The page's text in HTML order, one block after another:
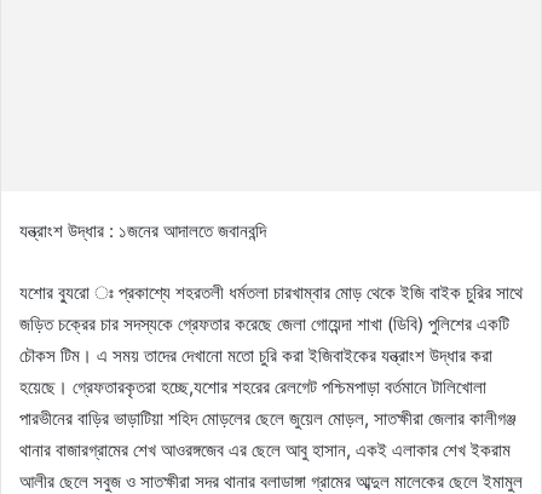
যন্ত্রাংশ উদ্ধার : ১জনের আদালতে জবানবন্দি
যশোর ব্যুরো ঃ প্রকাশ্যে শহরতলী ধর্মতলা চারখাম্বার মোড় থেকে ইজি বাইক চুরির সাথে
জড়িত চক্রের চার সদস্যকে গ্রেফতার করেছে জেলা গোয়েন্দা শাখা (ডিবি) পুলিশের একটি
চৌকস টিম। এ সময় তাদের দেখানো মতো চুরি করা ইজিবাইকের যন্ত্রাংশ উদ্ধার করা
হয়েছে। গ্রেফতারকৃতরা হচ্ছে,যশোর শহরের রেলগেট পশ্চিমপাড়া বর্তমানে টালিখোলা
পারভীনের বাড়ির ভাড়াটিয়া শহিদ মোড়লের ছেলে জুয়েল মোড়ল, সাতক্ষীরা জেলার কালীগঞ্জ
থানার বাজারগ্রামের শেখ আওরঙ্গজেব এর ছেলে আবু হাসান, একই এলাকার শেখ ইকরাম
আলীর ছেলে সবুজ ও সাতক্ষীরা সদর থানার বলাডাঙ্গা গ্রামের আব্দুল মালেকের ছেলে ইমামুল